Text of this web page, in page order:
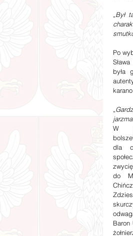
„Był
Po
była
„
jarzma.
W
dla
do
Baron